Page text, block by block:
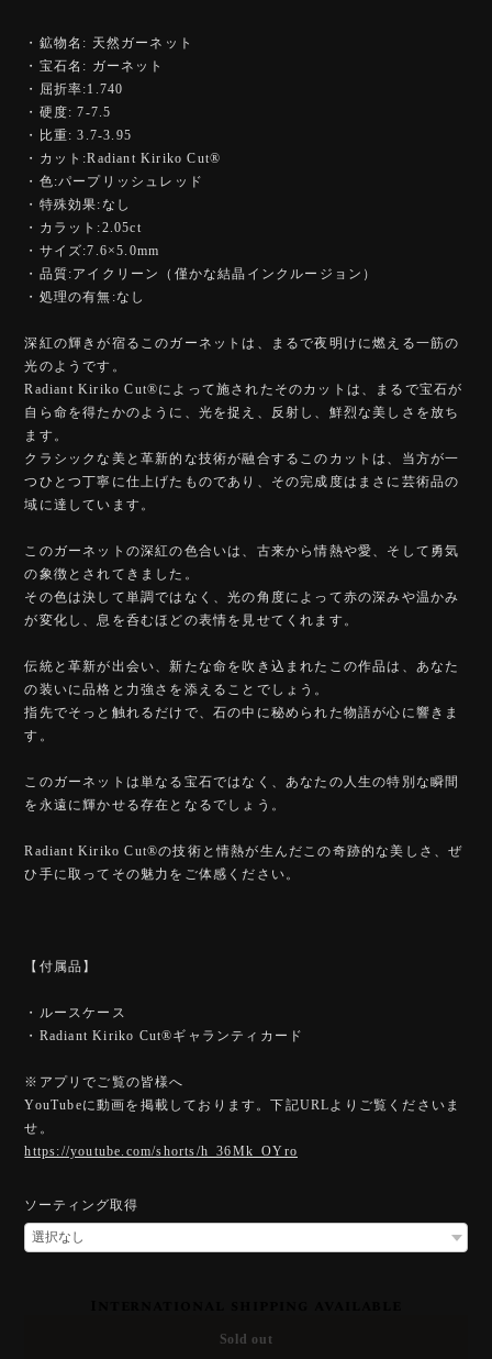
・鉱物名: 天然ガーネット
・宝石名: ガーネット
・屈折率:1.740
・硬度: 7-7.5
・比重: 3.7-3.95
・カット:Radiant Kiriko Cut®︎
・色:パープリッシュレッド
・特殊効果:なし
・カラット:2.05ct
・サイズ:7.6×5.0mm
・品質:アイクリーン（僅かな結晶インクルージョン）
・処理の有無:なし
深紅の輝きが宿るこのガーネットは、まるで夜明けに燃える一筋の
光のようです。
Radiant Kiriko Cut®︎によって施されたそのカットは、まるで宝石が
自ら命を得たかのように、光を捉え、反射し、鮮烈な美しさを放ち
ます。
クラシックな美と革新的な技術が融合するこのカットは、当方が一
つひとつ丁寧に仕上げたものであり、その完成度はまさに芸術品の
域に達しています。
このガーネットの深紅の色合いは、古来から情熱や愛、そして勇気
の象徴とされてきました。
その色は決して単調ではなく、光の角度によって赤の深みや温かみ
が変化し、息を呑むほどの表情を見せてくれます。
伝統と革新が出会い、新たな命を吹き込まれたこの作品は、あなた
の装いに品格と力強さを添えることでしょう。
指先でそっと触れるだけで、石の中に秘められた物語が心に響きま
す。
このガーネットは単なる宝石ではなく、あなたの人生の特別な瞬間
を永遠に輝かせる存在となるでしょう。
Radiant Kiriko Cut®︎の技術と情熱が生んだこの奇跡的な美しさ、ぜ
ひ手に取ってその魅力をご体感ください。
【付属品】
・ルースケース
・Radiant Kiriko Cut®︎ギャランティカード
※アプリでご覧の皆様へ
YouTubeに動画を掲載しております。下記URLよりご覧くださいま
せ。
https://youtube.com/shorts/h_36Mk_OYro
ソーティング取得
Sold out